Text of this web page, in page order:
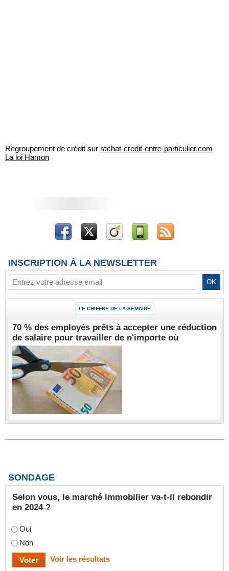
Regroupement de crédit sur rachat-credit-entre-particulier.com
La loi Hamon
INSCRIPTION À LA NEWSLETTER
LE CHIFFRE DE LA SEMAINE
70 % des employés prêts à accepter une réduction
de salaire pour travailler de n'importe où
SONDAGE
Selon vous, le marché immobilier va-t-il rebondir
en 2024 ?
Oui
Non
Voir les résultats